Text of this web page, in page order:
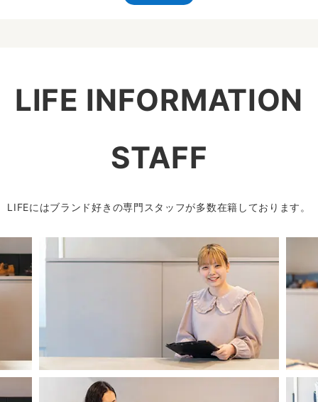
LIFE INFORMATION
STAFF
LIFEにはブランド好きの専門スタッフが多数在籍しております。